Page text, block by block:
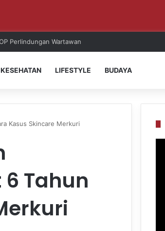
Perlindungan Wartawan
KESEHATAN LIFESTYLE BUDAYA
Kasus Skincare Merkuri
Tahun